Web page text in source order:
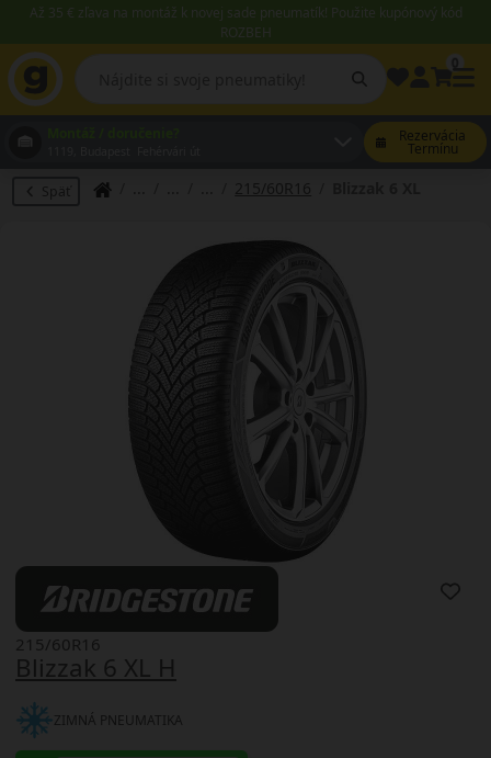
Až 35 € zľava na montáž k novej sade pneumatík! Použite kupónový kód
ROZBEH
Rezervácia
Termínu
Späť 215/60R16
Blizzak 6 XL H
215/60R16
ZIMNÁ PNEUMATIKA